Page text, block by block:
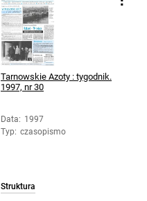
Tarnowskie Azoty : tygodnik.
1997, nr 30
Data: 1997
Typ: czasopismo
Struktura